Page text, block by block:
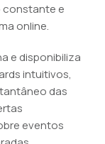
constante e
online.
e disponibiliza
intuitivos,
das
eventos